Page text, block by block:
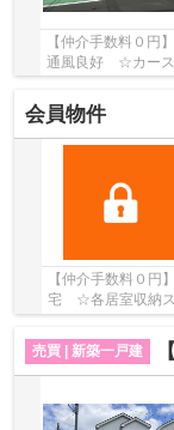
【仲介手数料０
通風良好 ☆カース
宅 ☆パントリー
会員物件
【仲介手数料０
宅 ☆各居室収納ス
戸建てのことなら
売買 | 新築一戸建